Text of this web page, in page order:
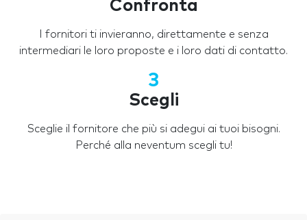
Confronta
I fornitori ti invieranno, direttamente e senza
intermediari le loro proposte e i loro dati di contatto.
3
Scegli
Sceglie il fornitore che più si adegui ai tuoi bisogni.
Perché alla neventum scegli tu!